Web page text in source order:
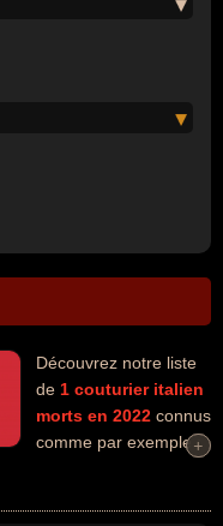
Découvrez notre liste
de 1 couturier italien
morts en 2022 connus
comme par exemple :
du business, de la
+
+